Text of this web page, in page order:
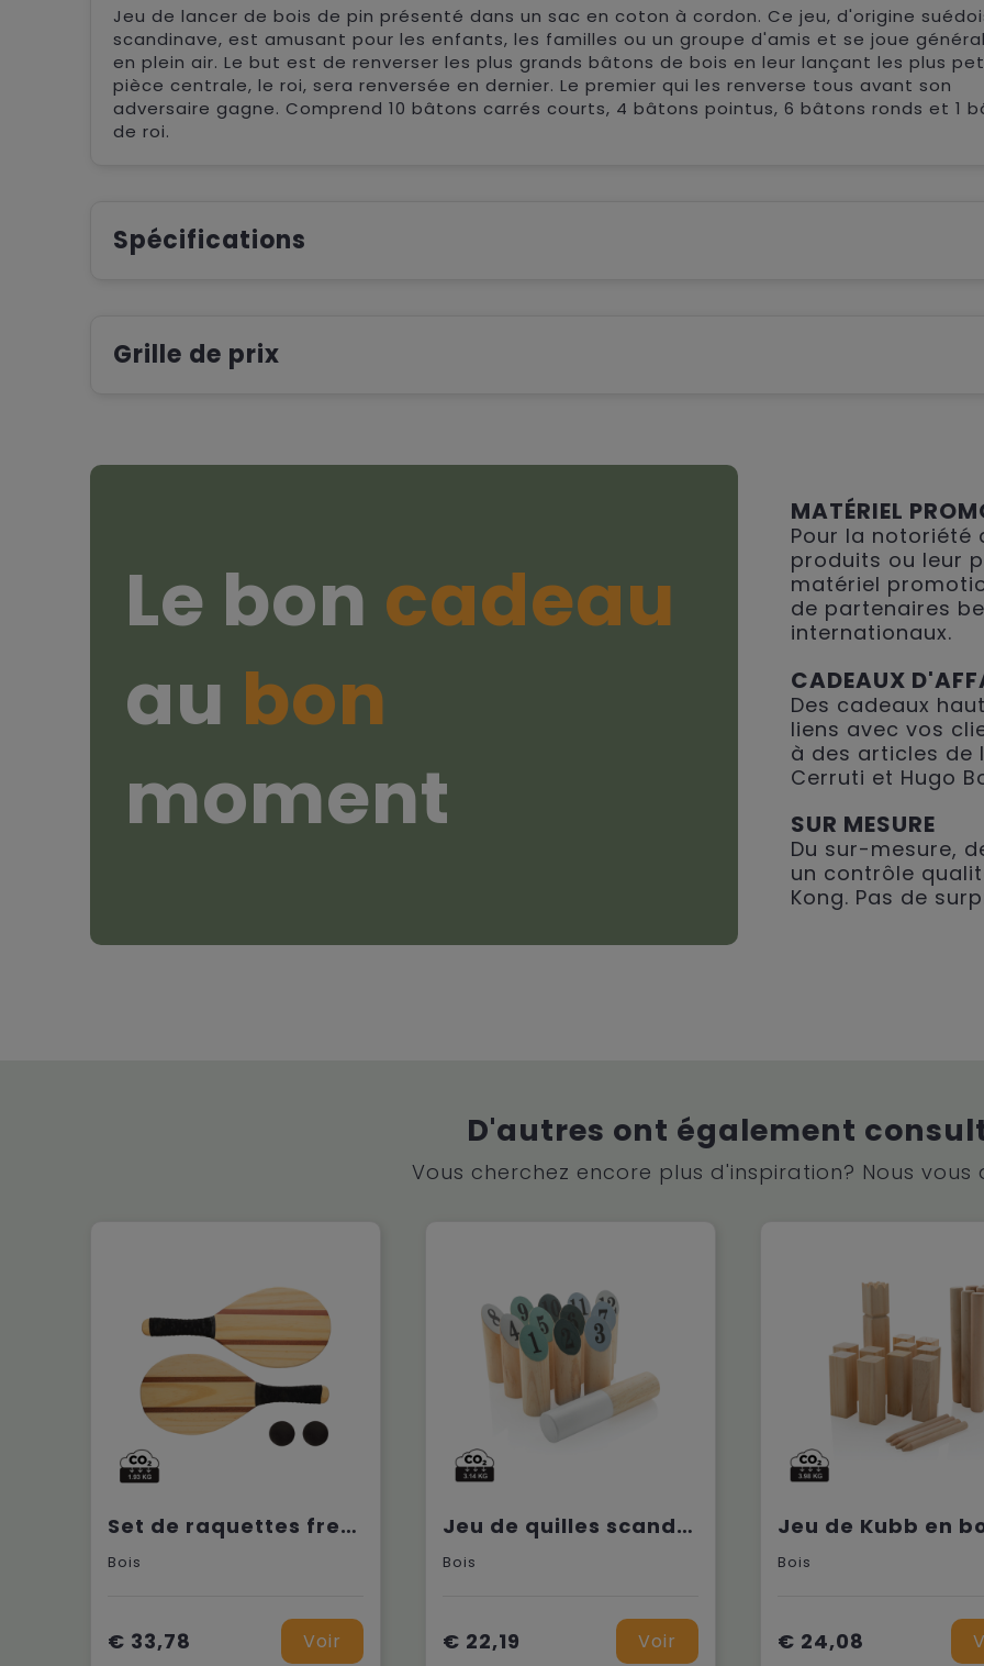
Jeu de lancer de bois de pin présenté dans un sac en coton à cordon. Ce jeu, d'origine
scandinave, est amusant pour les enfants, les familles ou un groupe d'amis et se joue
en plein air. Le but est de renverser les plus grands bâtons de bois en leur lançant les plus
pièce centrale, le roi, sera renversée en dernier. Le premier qui les renverse tous avant son
adversaire gagne. Comprend 10 bâtons carrés courts, 4 bâtons pointus, 6 bâtons ronds et 1
de roi.
Spécifications
Grille de prix
Le bon cadeau
au bon
moment
MATÉRIEL
Pour la notoriété
produits ou leur
matériel
de partenaires
internationaux.
CADEAUX
Des cadeaux
liens avec vos
à des articles de
Cerruti et Hugo
SUR MESURE
Du sur-mesure,
un contrôle
Kong. Pas de
D'autres ont également
Vous cherchez encore plus d'inspiration? Nous vous
Set de raquettes frescobol en bois
Bois
€ 33,78 Voir
Jeu de quilles scandinaves en bois
Bois
€ 22,19 Voir
Jeu de Kubb en
Bois
€ 24,08